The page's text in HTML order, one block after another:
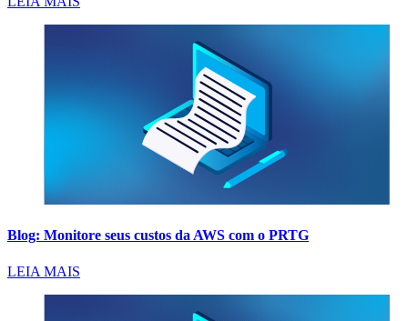
Blog: Monitore seus custos da AWS com o PRTG
LEIA MAIS